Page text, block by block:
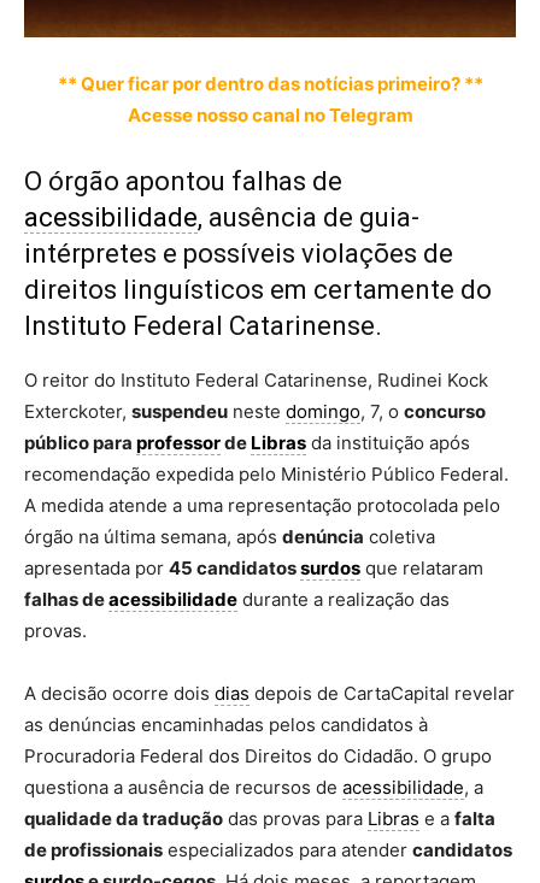
** Quer ficar por dentro das notícias primeiro? **
Acesse nosso canal no Telegram
O órgão apontou falhas de
acessibilidade, ausência de guia-
intérpretes e possíveis violações de
direitos linguísticos em certamente do
Instituto Federal Catarinense.
O reitor do Instituto Federal Catarinense, Rudinei Kock
Exterckoter, suspendeu neste domingo, 7, o concurso
público para professorde Libras da instituição após
recomendação expedida pelo Ministério Público Federal.
A medida atende a uma representação protocolada pelo
órgão na última semana, após denúncia coletiva
apresentada por 45 candidatossurdos que relataram
falhas deacessibilidade durante a realização das
provas.
A decisão ocorre dois dias depois de CartaCapital revelar
as denúncias encaminhadas pelos candidatos à
Procuradoria Federal dos Direitos do Cidadão. O grupo
questiona a ausência de recursos de acessibilidade, a
qualidade da tradução das provas para Libras e a falta
de profissionais especializados para atender candidatos